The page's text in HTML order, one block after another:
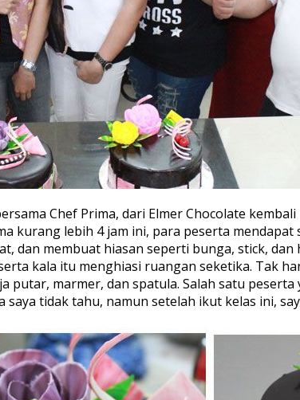
Chef Prima, dari Elmer Chocolate
kurang lebih 4 jam ini, para peserta
dan membuat hiasan seperti bunga, stick,
kala itu menghiasi ruangan seketika. Tak
putar, marmer, dan spatula. Salah satu
saya tidak tahu, namun setelah ikut kelas ini,